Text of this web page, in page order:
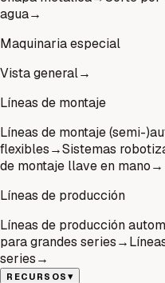
agua→
Maquinaria especial
Vista general→
Líneas de montaje
Líneas de montaje (semi-
flexibles→Sistemas
de montaje llave en mano→
Líneas de producción
Líneas de producción
para grandes series→
series→
RECURSOS▾